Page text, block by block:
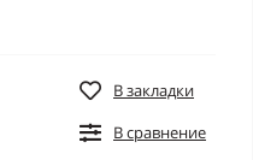
В закладки
В сравнение